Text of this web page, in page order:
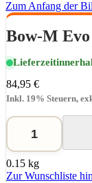
Zum Anfang der
Bow-M
Lieferzeit
84,95 €
Inkl. 19% Steuern,
0.15 kg
Zur Wunschliste